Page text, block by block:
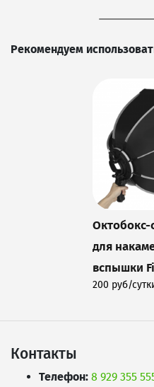
Рекомендуем
для
вспышки
200 руб/
Контакты
Телефон: 8 929 355